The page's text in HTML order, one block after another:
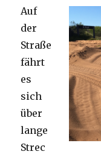
Auf
der
Straße
fährt
es
sich
über
lange
Strec